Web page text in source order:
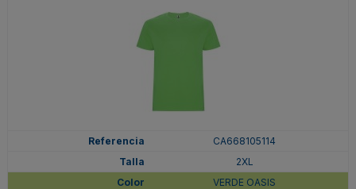
CA668105114
2XL
VERDE OASIS